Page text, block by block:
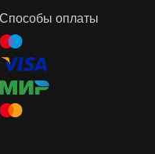
Способы оплаты